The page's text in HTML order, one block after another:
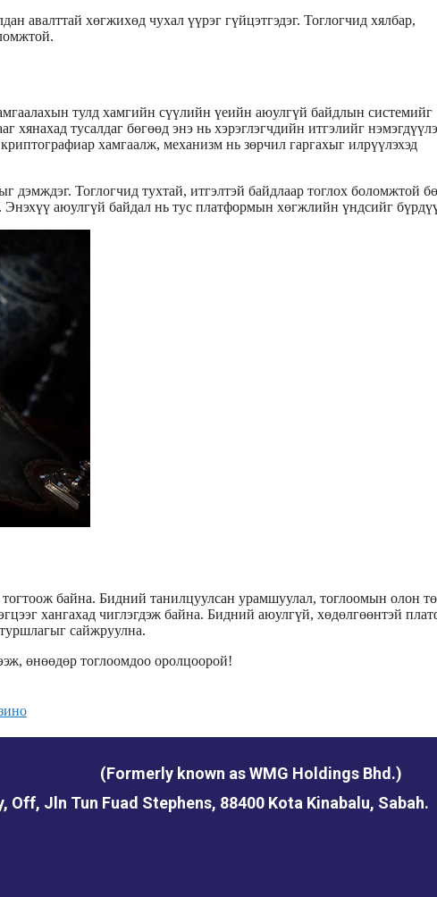
авалттай хөгжихөд чухал үүрэг гүйцэтгэдэг. Тоглогчид хялбар,
тулд хамгийн сүүлийн үеийн аюулгүй байдлын системийг
тусалдаг бөгөөд энэ нь хэрэглэгчдийн итгэлийг
хамгаалж, механизм нь зөрчил гаргахыг илрүүлэхэд
дэмждэг. Тоглогчид тухтай, итгэлтэй байдлаар тоглох боломжтой
Энэхүү аюулгүй байдал нь тус платформын хөгжлийн үндсийг
байна. Бидний танилцуулсан урамшуулал, тоглоомын олон
хангахад чиглэгдэж байна. Бидний аюулгүй, хөдөлгөөнтэй
сайжруулна.
өнөөдөр тоглоомдоо оролцоорой!
(Formerly known as WMG Holdings Bhd.)
Jln Tun Fuad Stephens, 88400 Kota Kinabalu, Sabah.